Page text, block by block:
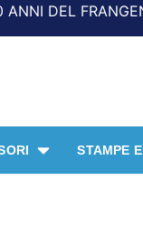
*** CON
STAMPE